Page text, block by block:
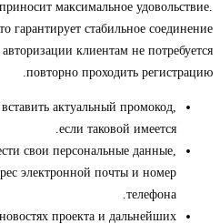
максимальное удовольствие.
гарантирует стабильное соединение
клиентам не потребуется
повторно проходить регистрацию.
актуальный промокод,
если таковой имеется.
свои персональные данные,
электронной почты и номер
телефона.
проекта и дальнейших